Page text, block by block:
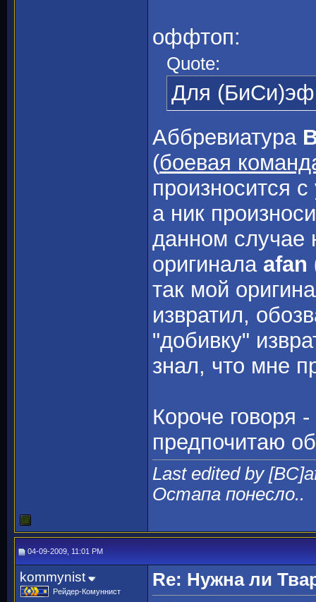
оффтоп:
Quote:
Для
Аббревиатура
(боевая
произносится
а ник
данном случае
оригинала
так мой
извратил,
"добивку"
знал, что мне
Короче говоря -
предпочитаю
Last edited by
Остапа понесло..
04-09-2009, 11:01 PM
kommynist
Рейдер-Комуннист
Re: Нужна ли